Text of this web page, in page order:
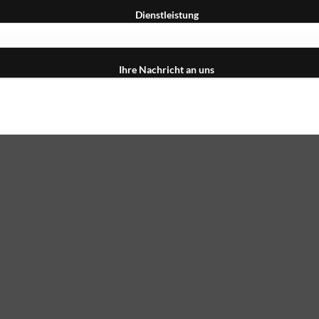
Dienstleistung
Ihre Nachricht an uns